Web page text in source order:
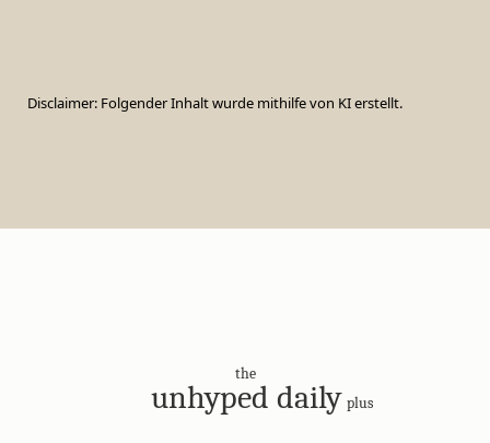
Disclaimer: Folgender Inhalt wurde mithilfe von KI erstellt.
the
unhyped daily plus